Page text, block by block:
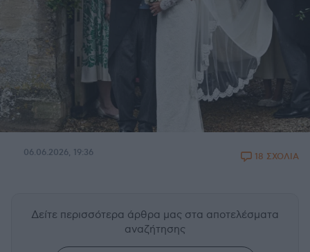
06.06.2026, 19:36 18 ΣΧΟΛΙΑ
Δείτε περισσότερα άρθρα μας στα αποτελέσματα
αναζήτησης